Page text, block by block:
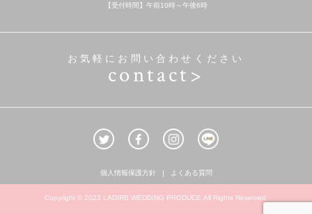
【受付時間】午前10時～午後6時
お気軽にお問い合わせください
contact>
個人情報保護方針 よくある質問
Copyright © 2023 LADIRB WEDDING PRODUCE.All Rights Reserved.